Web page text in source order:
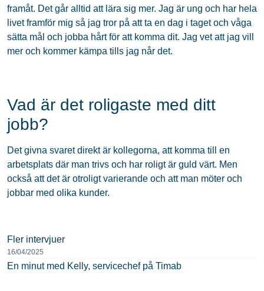
Fler intervjuer
16/04/2025
En minut med Kelly, servicechef på Timab
framåt. Det går alltid att lära sig mer. Jag är ung och har hela
livet framför mig så jag tror på att ta en dag i taget och våga
sätta mål och jobba hårt för att komma dit. Jag vet att jag vill
mer och kommer kämpa tills jag når det.
Vad är det roligaste med ditt
jobb?
Det givna svaret direkt är kollegorna, att komma till en
arbetsplats där man trivs och har roligt är guld värt. Men
också att det är otroligt varierande och att man möter och
jobbar med olika kunder.